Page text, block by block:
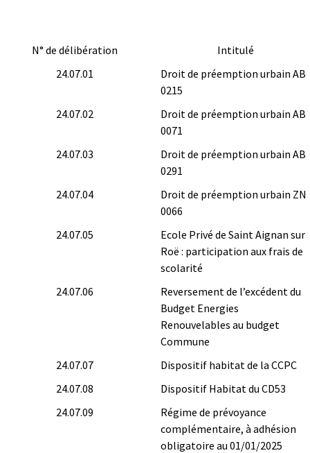
N° de délibération
Intitulé
24.07.01
Droit de préemption urbain AB
0215
24.07.02
Droit de préemption urbain AB
0071
24.07.03
Droit de préemption urbain AB
0291
24.07.04
Droit de préemption urbain ZN
0066
24.07.05
Ecole Privé de Saint Aignan sur
Roë : participation aux frais de
scolarité
24.07.06
Reversement de l’excédent du
Budget Energies
Renouvelables au budget
Commune
24.07.07
Dispositif habitat de la CCPC
24.07.08
Dispositif Habitat du CD53
24.07.09
Régime de prévoyance
complémentaire, à adhésion
obligatoire au 01/01/2025